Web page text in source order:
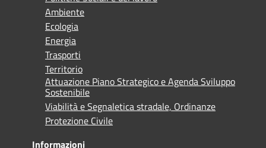
Ambiente
Ecologia
Energia
Trasporti
Territorio
Attuazione Piano Strategico e Agenda Sviluppo
Sostenibile
Viabilità e Segnaletica stradale, Ordinanze
Protezione Civile
Informazioni